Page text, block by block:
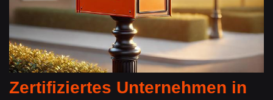
Zertifiziertes Unternehmen in